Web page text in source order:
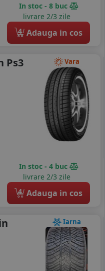
In stoc - 8 buc
livrare 2/3 zile
4 Adauga in cos
Vara
Ps3
In stoc - 4 buc
livrare 2/3 zile
4 Adauga in cos
Iarna